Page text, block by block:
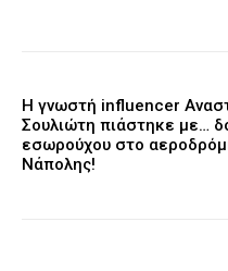
Η γνωστή influencer
Σουλιώτη πιάστηκε με…
εσωρούχου στο
Νάπολης!